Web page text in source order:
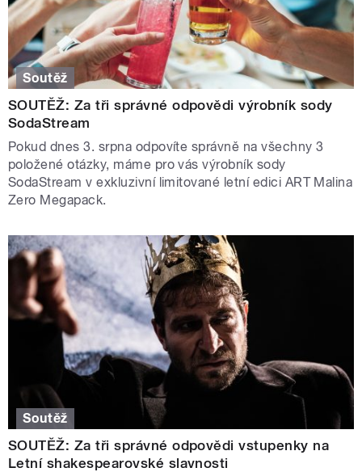
Soutěž
SOUTĚŽ: Za tři správné odpovědi výrobník sody
SodaStream
Pokud dnes 3. srpna odpovíte správně na všechny 3
položené otázky, máme pro vás výrobník sody
SodaStream v exkluzivní limitované letní edici ART Malina
Zero Megapack.
Soutěž
SOUTĚŽ: Za tři správné odpovědi vstupenky na
Letní shakespearovské slavnosti